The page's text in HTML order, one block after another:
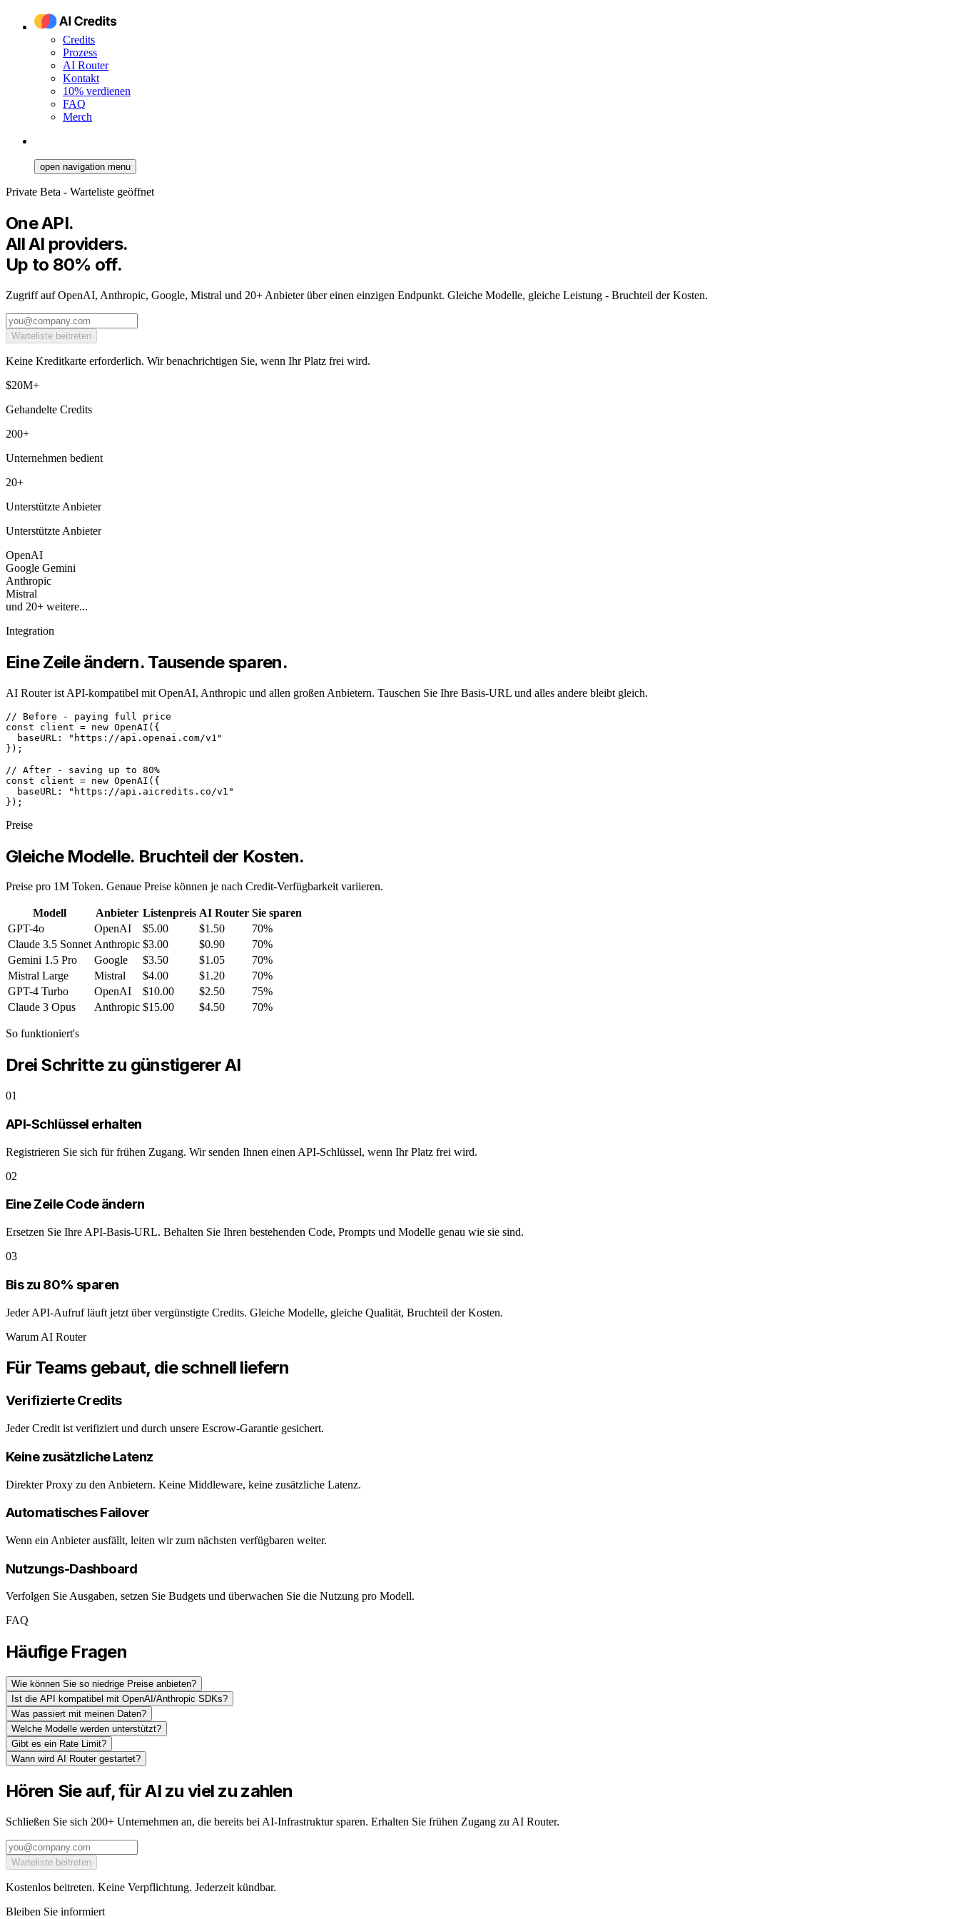
Credits
Prozess
AI Router
Kontakt
10% verdienen
FAQ
Merch
open navigation menu
Private Beta - Warteliste geöffnet
One API.
All AI providers.
Up to 80% off.
Zugriff auf OpenAI, Anthropic, Google, Mistral und 20+ Anbieter über einen einzigen Endpunkt. Gleiche Modelle, gleiche Leistung - Bruchteil der Kosten.
Warteliste beitreten
Keine Kreditkarte erforderlich. Wir benachrichtigen Sie, wenn Ihr Platz frei wird.
$20M+
Gehandelte Credits
200+
Unternehmen bedient
20+
Unterstützte Anbieter
Unterstützte Anbieter
OpenAI
Google Gemini
Anthropic
Mistral
und 20+ weitere...
Integration
Eine Zeile ändern. Tausende sparen.
AI Router ist API-kompatibel mit OpenAI, Anthropic und allen großen Anbietern. Tauschen Sie Ihre Basis-URL und alles andere bleibt gleich.
const client = new OpenAI
  baseURL:
"https://api.openai.com/v1"
});
const client = new OpenAI
  baseURL:
"https://api.aicredits.co/v1"
});
Preise
Gleiche Modelle. Bruchteil der Kosten.
Preise pro 1M Token. Genaue Preise können je nach Credit-Verfügbarkeit variieren.
Modell Anbieter Listenpreis AI Router Sie sparen
GPT-4o
OpenAI $5.00 $1.50
70%
Claude 3.5 Sonnet Anthropic $3.00 $0.90
70%
Gemini 1.5 Pro
Google $3.50 $1.05
70%
Mistral Large
Mistral $4.00 $1.20
70%
GPT-4 Turbo
OpenAI $10.00 $2.50
75%
Claude 3 Opus
Anthropic $15.00 $4.50 70%
So funktioniert's
Drei Schritte zu günstigerer AI
01
API-Schlüssel erhalten
Registrieren Sie sich für frühen Zugang. Wir senden Ihnen einen API-Schlüssel, wenn Ihr Platz frei wird.
02
Eine Zeile Code ändern
Ersetzen Sie Ihre API-Basis-URL. Behalten Sie Ihren bestehenden Code, Prompts und Modelle genau wie sie sind.
03
Bis zu 80% sparen
Jeder API-Aufruf läuft jetzt über vergünstigte Credits. Gleiche Modelle, gleiche Qualität, Bruchteil der Kosten.
Warum AI Router
Für Teams gebaut, die schnell liefern
Verifizierte Credits
Jeder Credit ist verifiziert und durch unsere Escrow-Garantie gesichert.
Keine zusätzliche Latenz
Direkter Proxy zu den Anbietern. Keine Middleware, keine zusätzliche Latenz.
Automatisches Failover
Wenn ein Anbieter ausfällt, leiten wir zum nächsten verfügbaren weiter.
Nutzungs-Dashboard
Verfolgen Sie Ausgaben, setzen Sie Budgets und überwachen Sie die Nutzung pro Modell.
FAQ
Häufige Fragen
Wie können Sie so niedrige Preise anbieten?
Ist die API kompatibel mit OpenAI/Anthropic SDKs?
Was passiert mit meinen Daten?
Welche Modelle werden unterstützt?
Gibt es ein Rate Limit?
Wann wird AI Router gestartet?
Hören Sie auf, für AI zu viel zu zahlen
Schließen Sie sich 200+ Unternehmen an, die bereits bei AI-Infrastruktur sparen. Erhalten Sie frühen Zugang zu AI Router.
Warteliste beitreten
Kostenlos beitreten. Keine Verpflichtung. Jederzeit kündbar.
Bleiben Sie informiert